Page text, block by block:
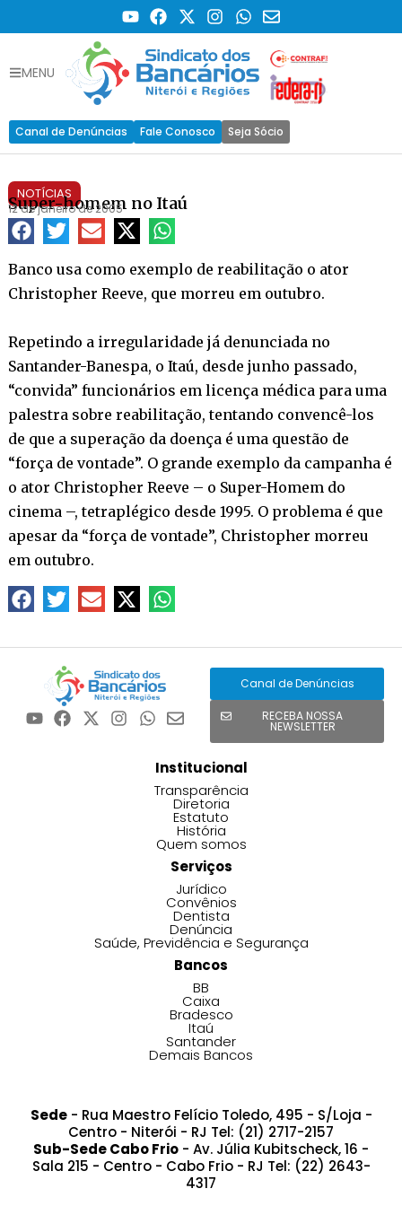
MENU
Canal de Denúncias Fale Conosco Seja Sócio
NOTÍCIAS
Super-homem no Itaú
12 de janeiro de 2005
Banco usa como exemplo de reabilitação o ator
Christopher Reeve, que morreu em outubro.
Repetindo a irregularidade já denunciada no
Santander-Banespa, o Itaú, desde junho passado,
“convida” funcionários em licença médica para uma
palestra sobre reabilitação, tentando convencê-los
de que a superação da doença é uma questão de
“força de vontade”. O grande exemplo da campanha é
o ator Christopher Reeve – o Super-Homem do
cinema –, tetraplégico desde 1995. O problema é que
apesar da “força de vontade”, Christopher morreu
em outubro.
Canal de Denúncias
RECEBA NOSSA
NEWSLETTER
Institucional
Transparência
Diretoria
Estatuto
História
Quem somos
Serviços
Jurídico
Convênios
Dentista
Denúncia
Saúde, Previdência e Segurança
Bancos
BB
Caixa
Bradesco
Itaú
Santander
Demais Bancos
Sede- Rua Maestro Felício Toledo, 495 - S/Loja -
Centro - Niterói - RJ Tel: (21) 2717-2157
Sub-Sede Cabo Frio - Av. Júlia Kubitscheck, 16 -
Sala 215 - Centro - Cabo Frio - RJ Tel: (22) 2643-
4317